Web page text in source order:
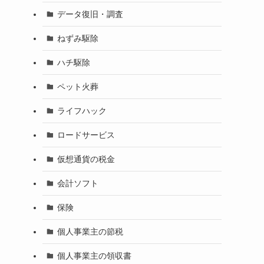
データ復旧・調査
ねずみ駆除
ハチ駆除
ペット火葬
ライフハック
ロードサービス
仮想通貨の税金
会計ソフト
保険
個人事業主の節税
個人事業主の領収書